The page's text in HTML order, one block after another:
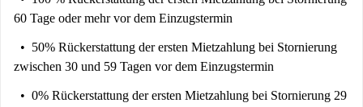
60 Tage oder mehr vor dem Einzugstermin
50% Rückerstattung der ersten Mietzahlung bei Stornierung
zwischen 30 und 59 Tagen vor dem Einzugstermin
0% Rückerstattung der ersten Mietzahlung bei Stornierung 29